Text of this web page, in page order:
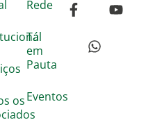
os
Rede
Tá
em
Pauta
Eventos